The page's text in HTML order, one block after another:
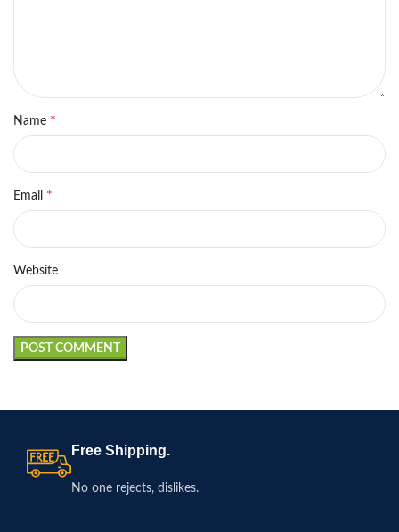
Name *
Email *
Website
Free Shipping.
No one rejects, dislikes.